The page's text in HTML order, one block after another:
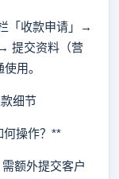
「收款申请」→
提交资料（营
用。
细节
操作？**
额外提交客户